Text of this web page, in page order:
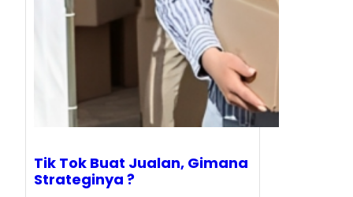
Tik Tok Buat Jualan, Gimana
Strateginya ?